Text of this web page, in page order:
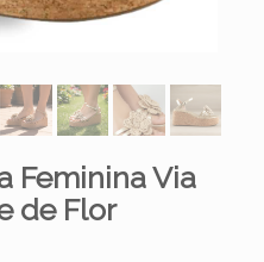
Feminina Via
de Flor